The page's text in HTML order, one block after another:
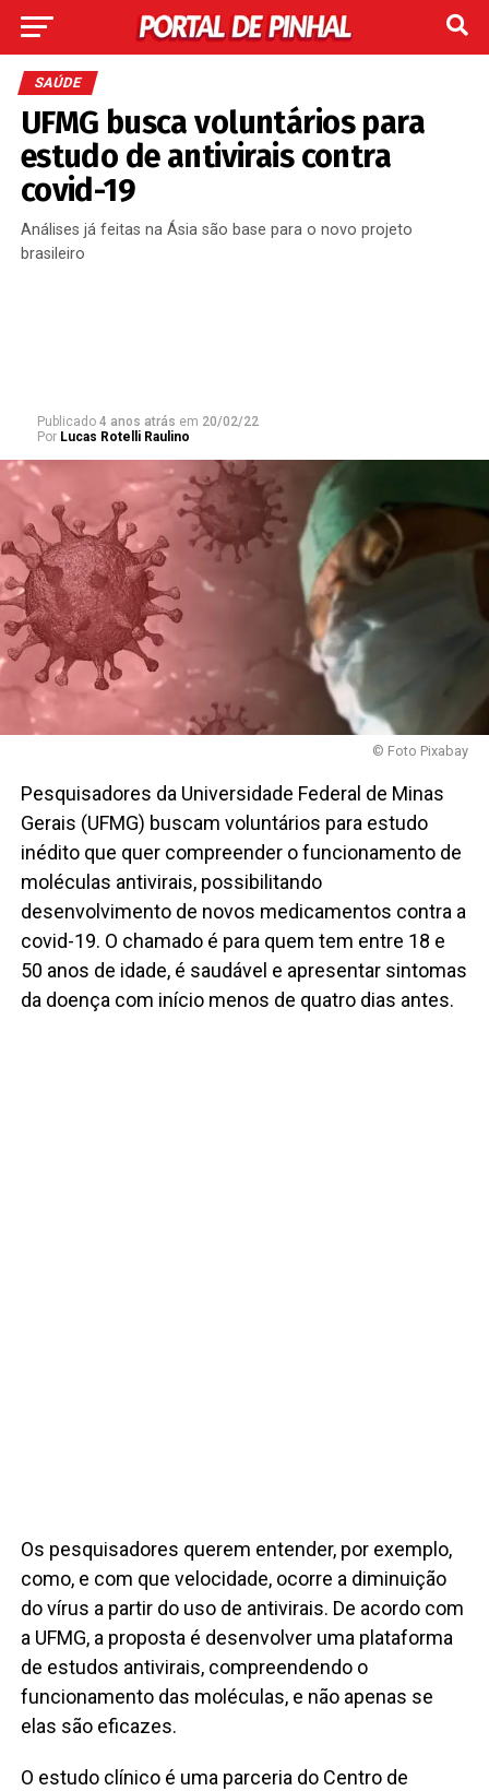
SAÚDE
UFMG busca voluntários para
estudo de antivirais contra
covid-19
Análises já feitas na Ásia são base para o novo projeto
brasileiro
Publicado 4 anos atrás em 20/02/22
Por Lucas Rotelli Raulino
© Foto Pixabay
Pesquisadores da Universidade Federal de Minas
Gerais (UFMG) buscam voluntários para estudo
inédito que quer compreender o funcionamento de
moléculas antivirais, possibilitando
desenvolvimento de novos medicamentos contra a
covid-19. O chamado é para quem tem entre 18 e
50 anos de idade, é saudável e apresentar sintomas
da doença com início menos de quatro dias antes.
Os pesquisadores querem entender, por exemplo,
como, e com que velocidade, ocorre a diminuição
do vírus a partir do uso de antivirais. De acordo com
a UFMG, a proposta é desenvolver uma plataforma
de estudos antivirais, compreendendo o
funcionamento das moléculas, e não apenas se
elas são eficazes.
O estudo clínico é uma parceria do Centro de